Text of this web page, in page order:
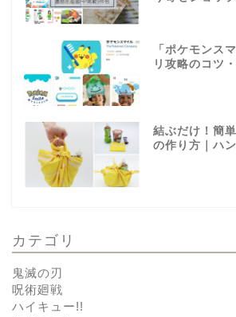
「ポケモンス
リ攻略のコツ
結ぶだけ！簡
の作り方｜ハ
カテゴリ
鬼滅の刃
呪術廻戦
ハイキュー!!